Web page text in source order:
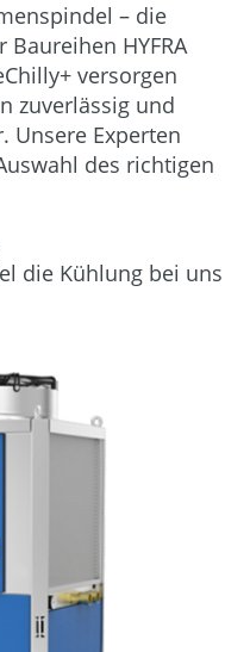
– die
HYFRA
versorgen
zuverlässig und
Unsere Experten
des richtigen
die Kühlung bei uns